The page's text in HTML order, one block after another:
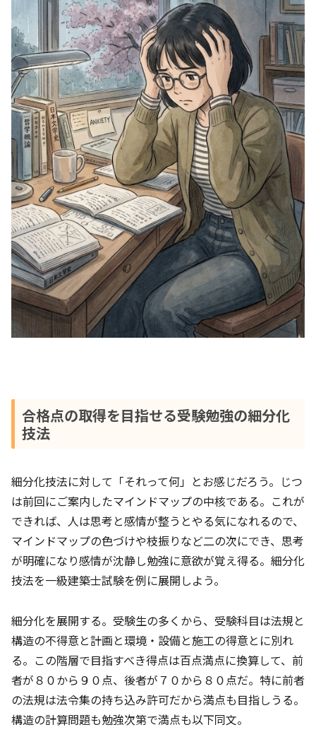
合格点の取得を目指せる受験勉強の細分化
技法
細分化技法に対して「それって何」とお感じだろう。じつ
は前回にご案内したマインドマップの中核である。これが
できれば、人は思考と感情が整うとやる気になれるので、
マインドマップの色づけや枝振りなど二の次にでき、思考
が明確になり感情が沈静し勉強に意欲が覚え得る。細分化
技法を一級建築士試験を例に展開しよう。
細分化を展開する。受験生の多くから、受験科目は法規と
構造の不得意と計画と環境・設備と施工の得意とに別れ
る。この階層で目指すべき得点は百点満点に換算して、前
者が８０から９０点、後者が７０から８０点だ。特に前者
の法規は法令集の持ち込み許可だから満点も目指しうる。
構造の計算問題も勉強次第で満点も以下同文。